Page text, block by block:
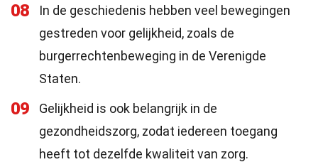
08
In de geschiedenis hebben veel bewegingen
gestreden voor gelijkheid, zoals de
burgerrechtenbeweging in de Verenigde
Staten.
09
Gelijkheid is ook belangrijk in de
gezondheidszorg, zodat iedereen toegang
heeft tot dezelfde kwaliteit van zorg.